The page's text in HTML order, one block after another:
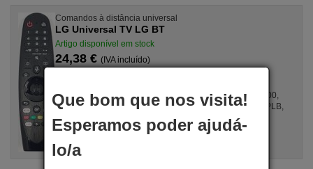
Comandos à distância universal
LG Universal TV LG BT
Artigo disponível em stock
24,38 € (IVA incluído)
Para OLED65C8, OLED55B8LLA, OLED77W8, 55SK8500,
65SK8100, OLED55B8SLC, 49SK8500LLA, 75UK6200PLB,
49SK8500, OLED65B8LLA, 75UK6500, ...
Que bom que nos visita!
Esperamos poder ajudá-
lo/a